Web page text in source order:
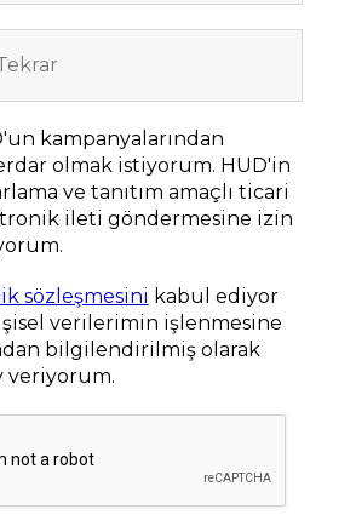
kampanyalarından
olmak istiyorum. HUD'in
ve tanıtım amaçlı ticari
ileti göndermesine izin
sözleşmesini kabul ediyor
verilerimin işlenmesine
bilgilendirilmiş olarak
veriyorum.